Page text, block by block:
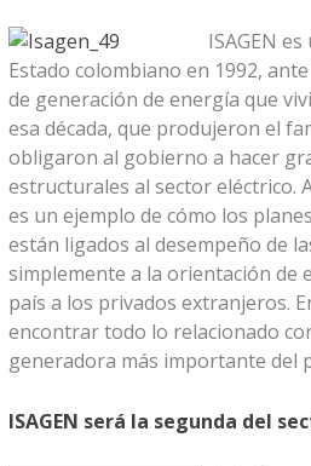
ISAGEN
Estado colombiano en 1992,
de generación de energía que
esa década, que produjeron el
obligaron al gobierno a hacer
estructurales al sector eléctrico.
es un ejemplo de cómo los
están ligados al desempeño de
simplemente a la orientación de
país a los privados extranjeros.
encontrar todo lo relacionado
generadora más importante del
ISAGEN será la segunda del